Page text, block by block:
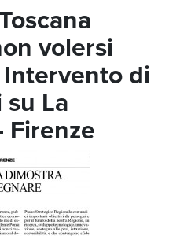
volersi
Intervento di
La
Firenze